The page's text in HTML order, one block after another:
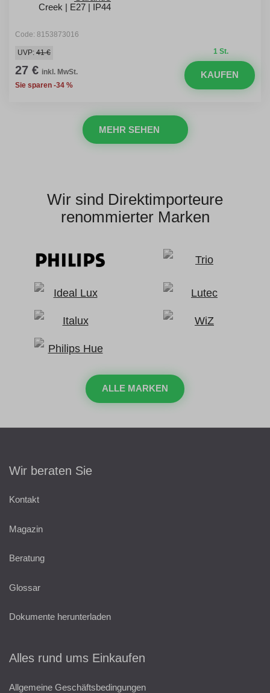
Creek | E27 | IP44
Code: 8153873016
1 St.
UVP: 41 €
27 € inkl. MwSt.
Sie sparen -34 %
KAUFEN
MEHR SEHEN
Wir sind Direktimporteure
renommierter Marken
ALLE MARKEN
Wir beraten Sie
Kontakt
Magazin
Beratung
Glossar
Dokumente herunterladen
Alles rund ums Einkaufen
Allgemeine Geschäftsbedingungen